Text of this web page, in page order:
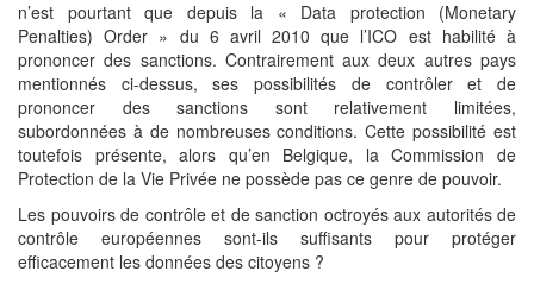
n’est pourtant que depuis la « Data protection (Monetary
Penalties) Order » du 6 avril 2010 que l’ICO est habilité à
prononcer des sanctions. Contrairement aux deux autres pays
mentionnés ci-dessus, ses possibilités de contrôler et de
prononcer des sanctions sont relativement limitées,
subordonnées à de nombreuses conditions. Cette possibilité est
toutefois présente, alors qu’en Belgique, la Commission de
Protection de la Vie Privée ne possède pas ce genre de pouvoir.
Les pouvoirs de contrôle et de sanction octroyés aux autorités de
contrôle européennes sont-ils suffisants pour protéger
efficacement les données des citoyens ?